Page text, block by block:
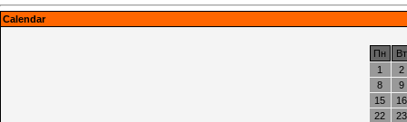
Calendar
Пн
Вт
1
2
8
9
15
16
22
23